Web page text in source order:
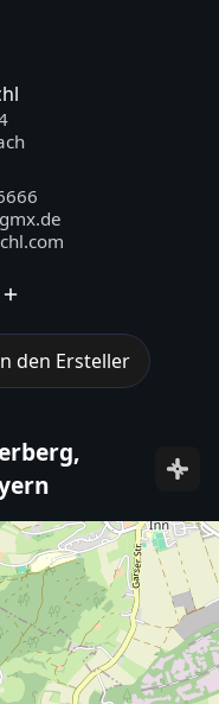
den Ersteller